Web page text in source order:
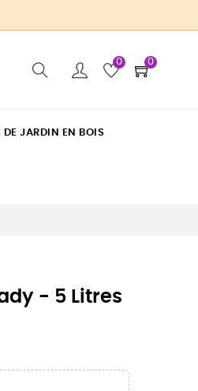
0 0
DE JARDIN EN BOIS
- 5 Litres